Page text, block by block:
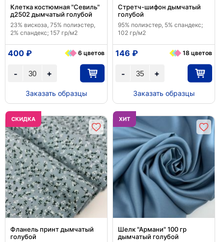
Клетка костюмная "Севиль"
д2502 дымчатый голубой
23% вискоза, 75% полиэстер,
2% спандекс; 157 гр/м2
+
-
400 ₽ 6 цветов
Заказать образцы
Стретч-шифон дымчатый
голубой
95% полиэстер, 5% спандекс;
102 гр/м2
+
-
146 ₽ 18 цветов
Заказать образцы
CКИДКА
Фланель принт дымчатый
голубой
ХИТ
Шелк "Армани" 100 гр
дымчатый голубой